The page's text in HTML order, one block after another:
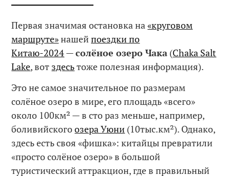
Первая значимая остановка на«круговом
маршруте»нашейпоездки по
Китаю-2024—солёное озеро Чака (Chaka Salt
Lake, вот здесьтоже полезная информация).
Это не самое значительное по размерам
солёное озеро в мире, его площадь «всего»
около 100км² — в сто раз меньше, например,
боливийскогоозера Уюни (10тыс.км²). Однако,
здесь есть своя «фишка»: китайцы превратили
«просто солёное озеро» в большой
туристический аттракцион, где в правильный